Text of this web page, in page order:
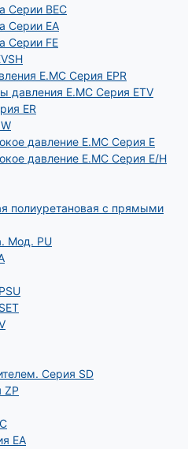
Серии BEC
Серии EA
Серии FE
E.MC Серия EPR
давления E.MC Серия ETV
ER
давление E.MC Серия E
давление E.MC Серия E/H
полиуретановая с прямыми
Мод. РU
Серия SD
ZP
EA